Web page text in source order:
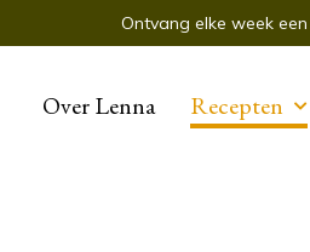
Ontvang elke week
Over Lenna Recepten